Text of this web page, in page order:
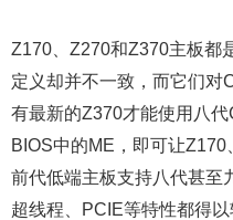
Z170、Z270和Z370主板都
定义却并不一致，而它们对
有最新的Z370才能使用八
BIOS中的ME，即可让
前代低端主板支持八代甚至
超线程、PCIE等特性都得